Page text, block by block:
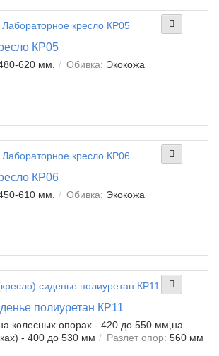
КР05
620 мм. Обивка: Экокожа
КР06
610 мм. Обивка: Экокожа
полиуретан КР11
колесных опорах - 420 до 550 мм,на
- 400 до 530 мм
Разлет опор: 560 мм